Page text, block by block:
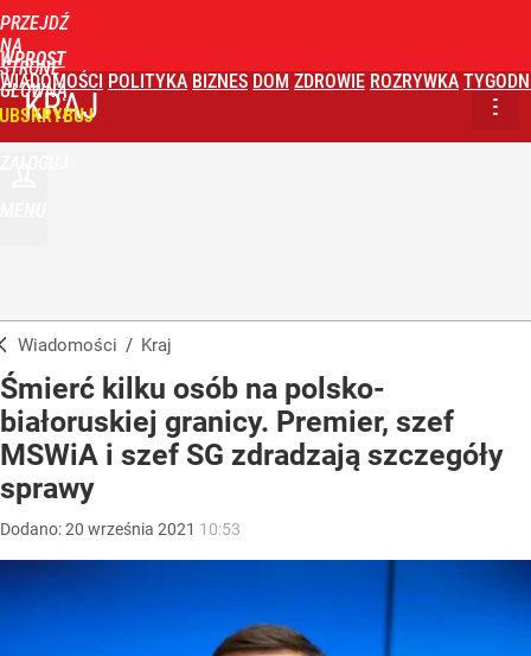
PRZEJDŹ
NA
STRONĘ
GŁÓWNĄ
WPROST
WIADOMOŚCI POLITYKA BIZNES DOM ZDROWIE ROZRYWKA
KRAJ
Wiadomości / Kraj
Śmierć kilku osób na polsko-
białoruskiej granicy. Premier, szef
MSWiA i szef SG zdradzają szczegóły
sprawy
Dodano:20 września 2021 10:53